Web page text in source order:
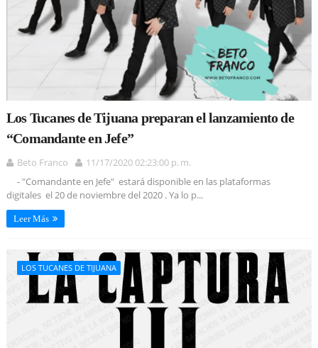
Los Tucanes de Tijuana preparan el lanzamiento de
“Comandante en Jefe”
Beto Franco
11/17/2020 02:23:00 p. m.
- "Comandante en Jefe" estará disponible en las plataformas
digitales el 20 de noviembre del 2020 . Ya lo p...
Leer Más
LOS TUCANES DE TIJUANA